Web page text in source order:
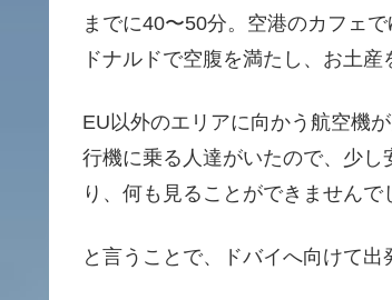
までに40〜50分。空港のカフェ
ドナルドで空腹を満たし、お土産
EU以外のエリアに向かう航空機
行機に乗る人達がいたので、少
り、何も見ることができませんで
と言うことで、ドバイへ向けて出